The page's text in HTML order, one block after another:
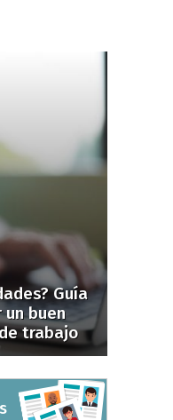
Guía
buen
trabajo